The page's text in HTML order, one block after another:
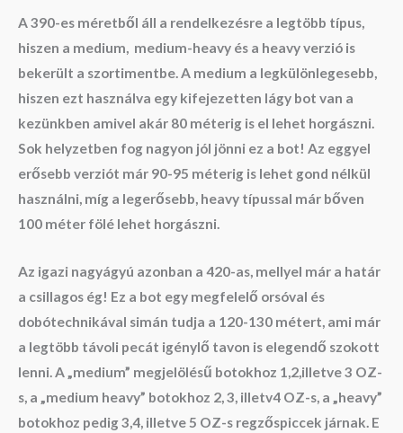
A 390-es méretből áll a rendelkezésre a legtöbb típus,
hiszen a medium, medium-heavy és a heavy verzió is
bekerült a szortimentbe. A medium a legkülönlegesebb,
hiszen ezt használva egy kifejezetten lágy bot van a
kezünkben amivel akár 80 méterig is el lehet horgászni.
Sok helyzetben fog nagyon jól jönni ez a bot! Az eggyel
erősebb verziót már 90-95 méterig is lehet gond nélkül
használni, míg a legerősebb, heavy típussal már bőven
100 méter fölé lehet horgászni.
Az igazi nagyágyú azonban a 420-as, mellyel már a határ
a csillagos ég! Ez a bot egy megfelelő orsóval és
dobótechnikával simán tudja a 120-130 métert, ami már
a legtöbb távoli pecát igénylő tavon is elegendő szokott
lenni. A „medium” megjelölésű botokhoz 1,2,illetve 3 OZ-
s, a „medium heavy” botokhoz 2, 3, illetv4 OZ-s, a „heavy”
botokhoz pedig 3,4, illetve 5 OZ-s regzőspiccek járnak. E